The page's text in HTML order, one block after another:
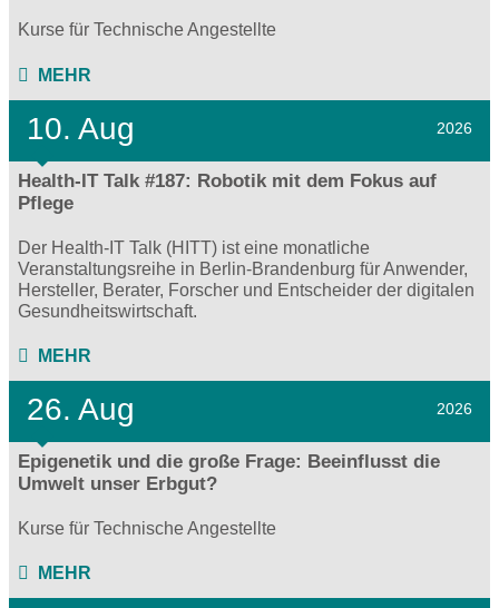
Kurse für Technische Angestellte
MEHR
10. Aug 2026
Health-IT Talk #187: Robotik mit dem Fokus auf
Pflege
Der Health-IT Talk (HITT) ist eine monatliche
Veranstaltungsreihe in Berlin-Brandenburg für Anwender,
Hersteller, Berater, Forscher und Entscheider der digitalen
Gesundheitswirtschaft.
MEHR
26. Aug 2026
Epigenetik und die große Frage: Beeinflusst die
Umwelt unser Erbgut?
Kurse für Technische Angestellte
MEHR